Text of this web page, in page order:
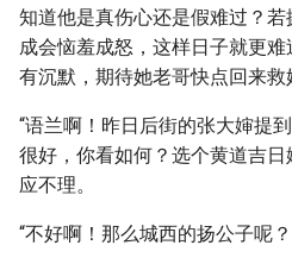
知道他是真伤心还是假难过？
成会恼羞成怒，这样日子就更
有沉默，期待她老哥快点回来救
“语兰啊！昨日后街的张大婶提
很好，你看如何？选个黄道吉
应不理。
“不好啊！那么城西的扬公子呢